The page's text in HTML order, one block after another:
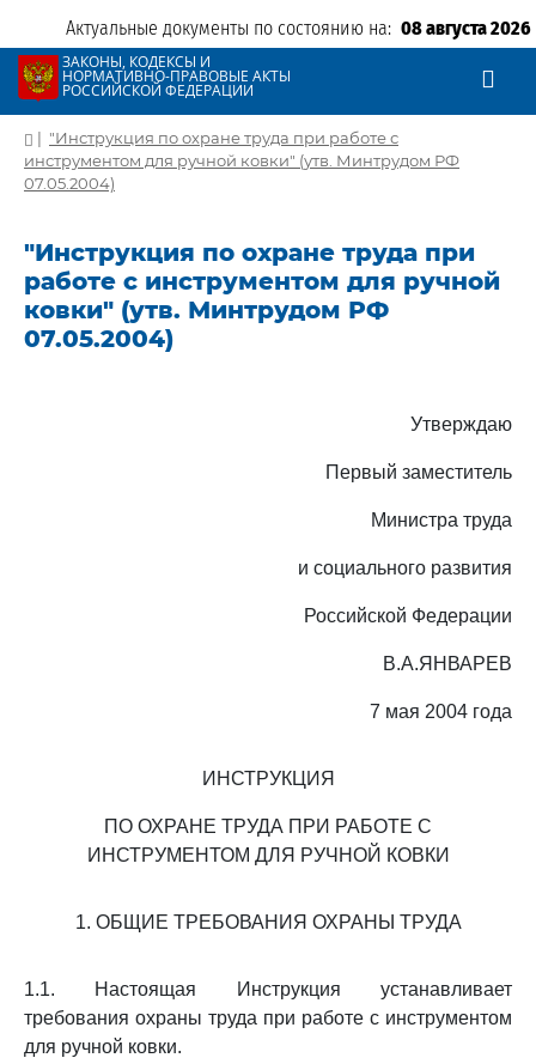
Актуальные документы по состоянию на: 08 августа 2026
ЗАКОНЫ, КОДЕКСЫ И
НОРМАТИВНО-ПРАВОВЫЕ АКТЫ
РОССИЙСКОЙ ФЕДЕРАЦИИ
| "Инструкция по охране труда при работе с
инструментом для ручной ковки" (утв. Минтрудом РФ
07.05.2004)
"Инструкция по охране труда при
работе с инструментом для ручной
ковки" (утв. Минтрудом РФ
07.05.2004)
Утверждаю
Первый заместитель
Министра труда
и социального развития
Российской Федерации
В.А.ЯНВАРЕВ
7 мая 2004 года
ИНСТРУКЦИЯ
ПО ОХРАНЕ ТРУДА ПРИ РАБОТЕ С
ИНСТРУМЕНТОМ ДЛЯ РУЧНОЙ КОВКИ
1. ОБЩИЕ ТРЕБОВАНИЯ ОХРАНЫ ТРУДА
1.1. Настоящая Инструкция устанавливает
требования охраны труда при работе с инструментом
для ручной ковки.